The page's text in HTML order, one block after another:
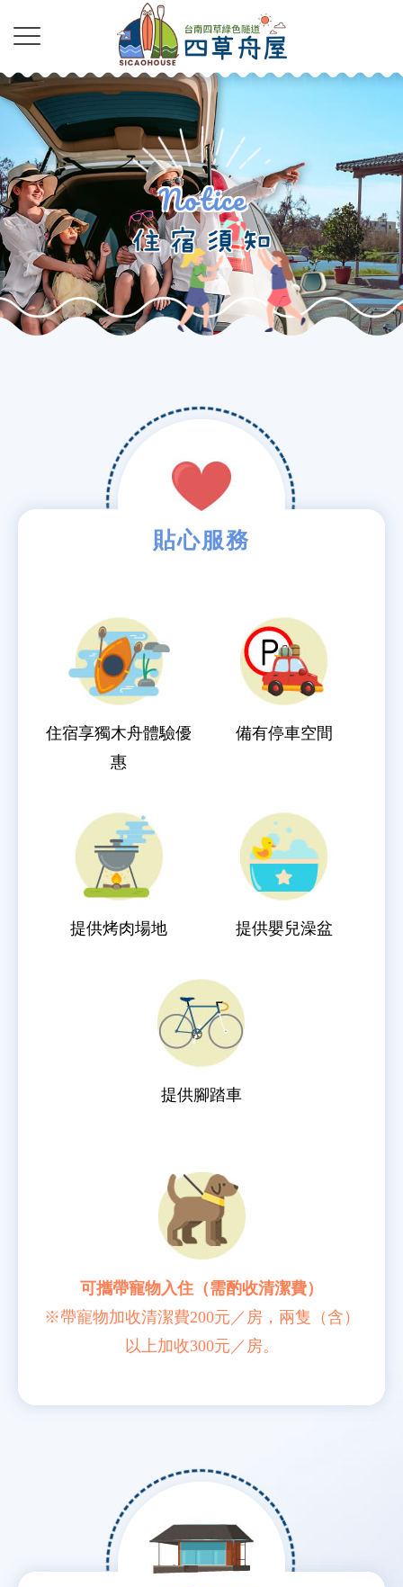
Notice
貼心服務
住宿享獨木舟體驗優
惠
備有停車空間
提供烤肉場地 提供嬰兒澡盆
提供腳踏車
可攜帶寵物入住 （需酌收清潔費）
※帶寵物加收清潔費200元／房，兩隻（含）
以上加收300元／房。